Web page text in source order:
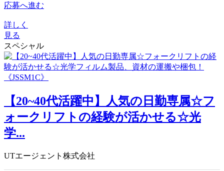
応募へ進む
詳しく
見る
スペシャル
【20~40代活躍中】人気の日勤専属☆フ
ォークリフトの経験が活かせる☆光
学...
UTエージェント株式会社